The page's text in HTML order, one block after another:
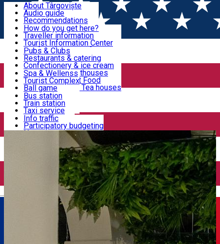
Useful information!
Accommodation & Food
Activities
Transportation & Parking
We keep you informed!
About Târgoviște
Audio guide
Recommendations
Parks & Zoo
Church & monasteries
Art & culture
Event organizers
Legends and stories
Târgoviște in pictures
How do you get here?
Traveller information
Tourist Information Center
Useful information for locals
Community
Pubs & Clubs
Restaurants & catering
Confectionery & ice cream
Hotels and guesthouses
Pizzerias & Fast Food
Coffee places & Tea houses
Spa & Wellenss
Tourist Complex
Ball game
Swimming
Sport clubs
Playgrounds
Bus station
Train station
Taxi service
Rent a car
Car wash
Parking places
Info traffic
Participatory budgeting
News
Home Restaurant Alexo Pub-Restaurant